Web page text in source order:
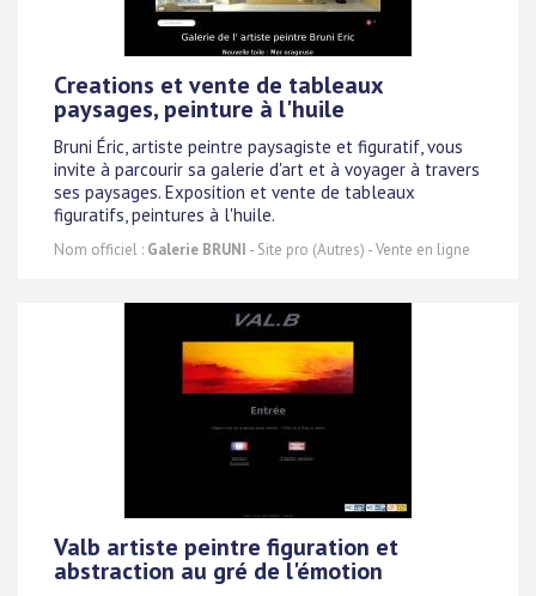
Creations et vente de tableaux
paysages, peinture à l'huile
Bruni Éric, artiste peintre paysagiste et figuratif, vous
invite à parcourir sa galerie d'art et à voyager à travers
ses paysages. Exposition et vente de tableaux
figuratifs, peintures à l'huile.
Nom officiel : Galerie BRUNI - Site pro (Autres) - Vente en ligne
Valb artiste peintre figuration et
abstraction au gré de l'émotion